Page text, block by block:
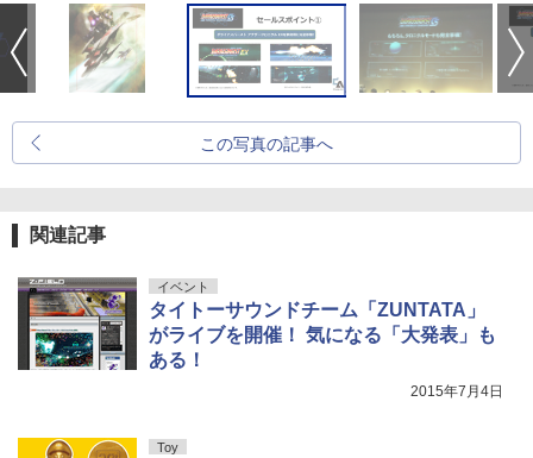
この写真の記事へ
関連記事
イベント
タイトーサウンドチーム「ZUNTATA」
がライブを開催！ 気になる「大発表」も
ある！
2015年7月4日
Toy